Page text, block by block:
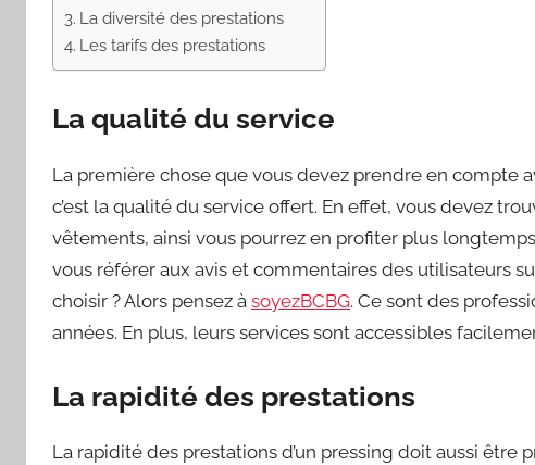
La diversité des prestations
Les tarifs des prestations
La qualité du service
La première chose que vous devez prendre en compte
c’est la qualité du service offert. En effet, vous devez
vêtements, ainsi vous pourrez en profiter plus
vous référer aux avis et commentaires des utilisateurs
choisir ? Alors pensez à soyezBCBG. Ce sont des
années. En plus, leurs services sont accessibles
La rapidité des prestations
La rapidité des prestations d’un pressing doit aussi être